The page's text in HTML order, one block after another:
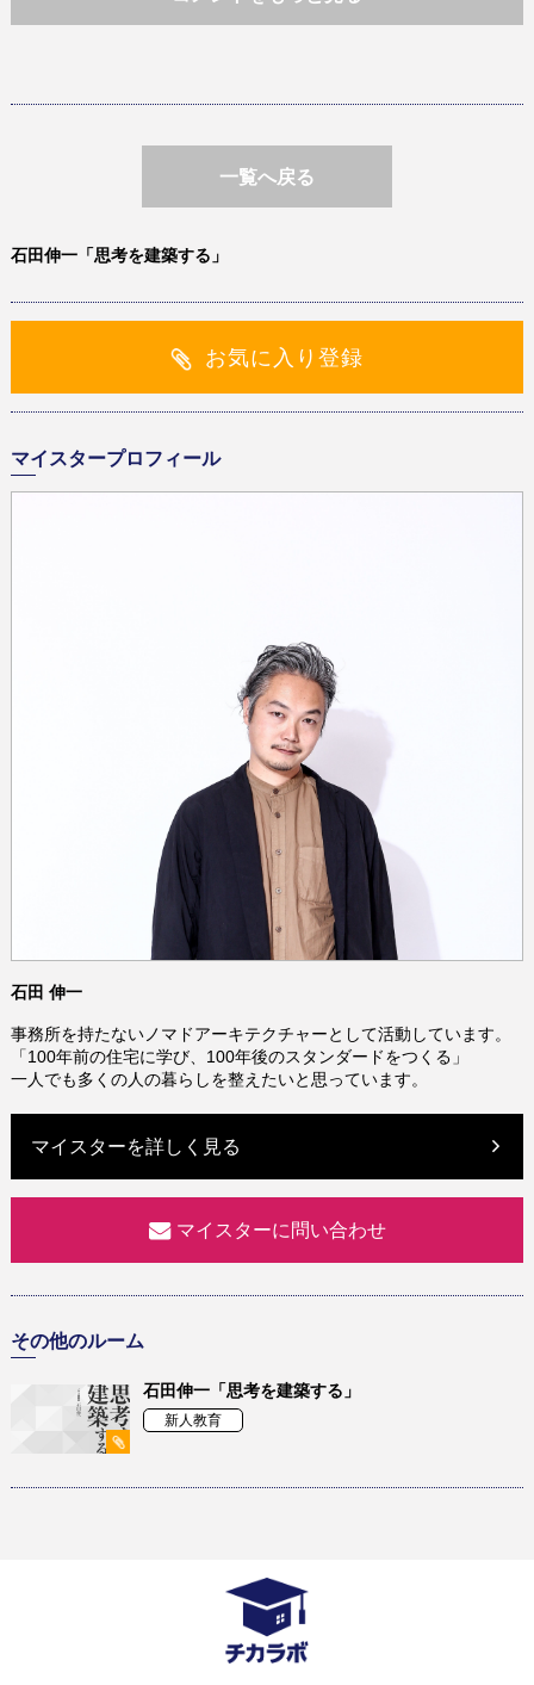
一覧へ戻る
石田伸一「思考を建築する」
お気に入り登録
マイスタープロフィール
石田 伸一
事務所を持たないノマドアーキテクチャーとして活動しています。
「100年前の住宅に学び、100年後のスタンダードをつくる」
一人でも多くの人の暮らしを整えたいと思っています。
マイスターを詳しく見る
マイスターに問い合わせ
その他のルーム
石田伸一「思考を建築する」
新人教育